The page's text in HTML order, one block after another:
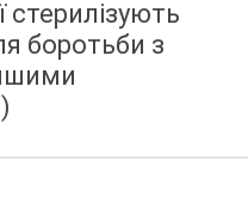
стерилізують
боротьби з